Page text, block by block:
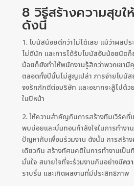
8 วิธีสร้างความสุข
ดังนี้
1. โบนัสน้อยดีกว่าไม่ได้เลย แม้ว่าผลป
ไม่ดีนัก และการได้รับโบนัสอันน้อยนิดก็
น้อยก็ยังทำให้พนักงานรู้สึกว่าพวกเขามี
ตลอดทั้งปีนั้นไม่สูญเปล่า การจ่ายโบนัส
จงรักภักดีต่อบริษัท และอยากจะสู้ไปด้ว
ในปีหน้า
2. ให้ความสำคัญกับการสร้างทีมเวิร์ค
พบบ่อยและบั่นทอนกำลังใจในการทำง
ปัญหากับเพื่อนร่วมงาน ดังนั้น การสร้าง
เดียวกัน สร้างทัศนคติในการทำงานเป็น
มั่นใจ สบายใจที่จะร่วมงานกันอย่างมีคว
ราบรื่น และเกิดผลงานที่มีประสิทธิภาพ